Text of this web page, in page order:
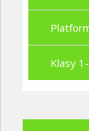
Klasy